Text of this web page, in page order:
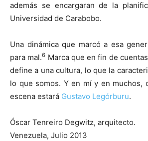
además se encargaran de la
Universidad de Carabobo.
Una dinámica que marcó a esa
para mal.6 Marca que en fin de
define a una cultura, lo que la
lo que somos. Y en mí y en muchos,
escena estará Gustavo Legórburu.
Óscar Tenreiro Degwitz, arquitecto.
Venezuela, Julio 2013